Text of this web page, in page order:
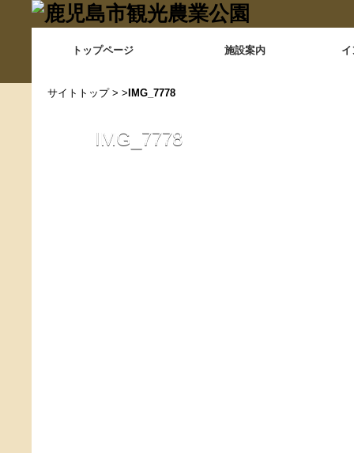
トップページ 施設案内
サイトトップ> > IMG_7778
IMG_7778